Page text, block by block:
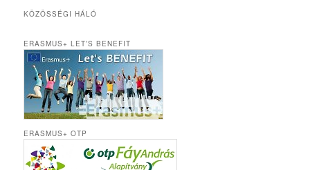
KÖZÖSSÉGI HÁLÓ
ERASMUS+ LET’S BENEFIT
ERASMUS+ OTP